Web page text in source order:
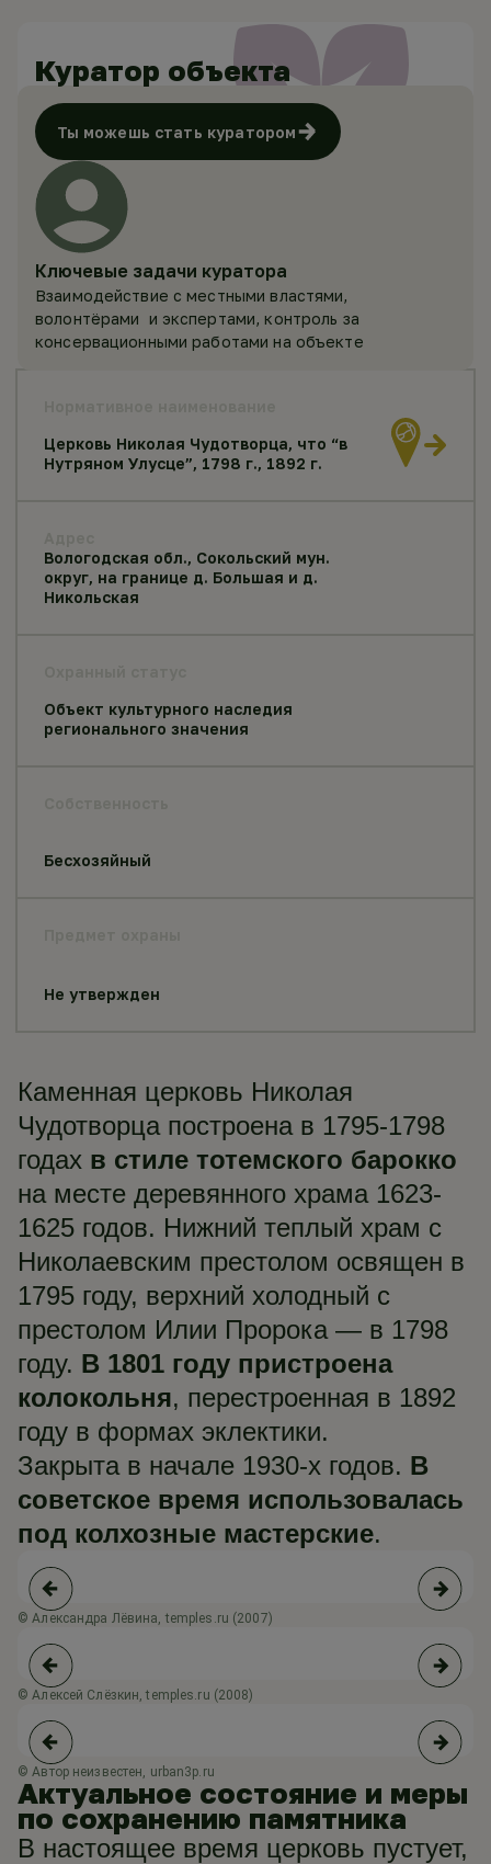
Церковь Николая Чудотворца, что “в
Нутряном Улусце”, 1798 г., 1892 г.
Вологодская обл., Сокольский мун.
округ, на границе д. Большая и д.
Никольская
Объект культурного наследия
регионального значения
Бесхозяйный
Не утвержден
Куратор объекта
Ты можешь стать куратором
Ключевые задачи куратора
Взаимодействие с местными властями,
волонтёрами и экспертами, контроль за
консервационными работами на объекте
Каменная церковь Николая
Чудотворца построена в 1795-1798
годах в стиле тотемского барокко
на месте деревянного храма 1623-
1625 годов. Нижний теплый храм с
Николаевским престолом освящен в
1795 году, верхний холодный с
престолом Илии Пророка — в 1798
году. В 1801 году пристроена
колокольня, перестроенная в 1892
году в формах эклектики.
Закрыта в начале 1930-х годов. В
советское время использовалась
под колхозные мастерские.
© Александра Лёвина, temples.ru (2007)
© Алексей Слёзкин, temples.ru (2008)
© Автор неизвестен, urban3p.ru
Актуальное состояние и меры
по сохранению памятника
В настоящее время церковь пустует,